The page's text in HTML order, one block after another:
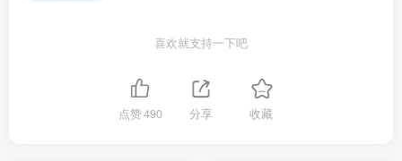
喜欢就支持一下吧
点赞490 分享 收藏